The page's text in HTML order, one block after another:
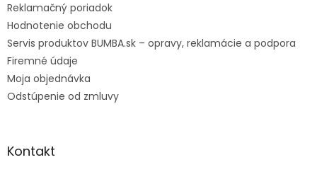
Reklamačný poriadok
Hodnotenie obchodu
Servis produktov BUMBA.sk – opravy, reklamácie a podpora
Firemné údaje
Moja objednávka
Odstúpenie od zmluvy
Kontakt